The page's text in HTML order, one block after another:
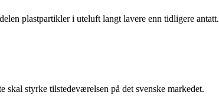
plastpartikler i uteluft langt lavere enn tidligere antatt.
styrke tilstedeværelsen på det svenske markedet.